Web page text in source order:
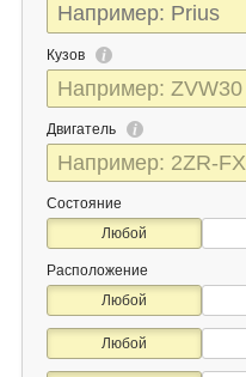
Кузов
Двигатель
Состояние
Любой
Расположение
Любой
Любой